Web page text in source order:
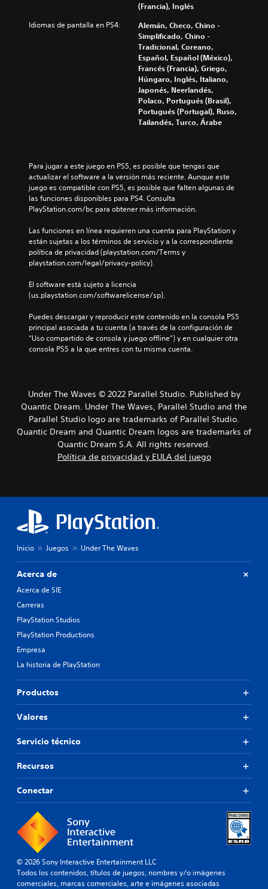
(Francia), Inglés
Idiomas de pantalla en PS4:
Alemán, Checo, Chino -
Simplificado, Chino -
Tradicional, Coreano,
Español, Español (México),
Francés (Francia), Griego,
Húngaro, Inglés, Italiano,
Japonés, Neerlandés,
Polaco, Portugués (Brasil),
Portugués (Portugal), Ruso,
Tailandés, Turco, Árabe
Para jugar a este juego en PS5, es posible que tengas que
actualizar el software a la versión más reciente. Aunque este
juego es compatible con PS5, es posible que falten algunas de
las funciones disponibles para PS4. Consulta
PlayStation.com/bc para obtener más información.
Las funciones en línea requieren una cuenta para PlayStation y
están sujetas a los términos de servicio y a la correspondiente
política de privacidad (playstation.com/Terms y
playstation.com/legal/privacy-policy).
El software está sujeto a licencia
(us.playstation.com/softwarelicense/sp).
Puedes descargar y reproducir este contenido en la consola PS5
principal asociada a tu cuenta (a través de la configuración de
“Uso compartido de consola y juego offline”) y en cualquier otra
consola PS5 a la que entres con tu misma cuenta.
Under The Waves © 2022 Parallel Studio. Published by
Quantic Dream. Under The Waves, Parallel Studio and the
Parallel Studio logo are trademarks of Parallel Studio.
Quantic Dream and Quantic Dream logos are trademarks of
Quantic Dream S.A. All rights reserved.
Política de privacidad y EULA del juego
Inicio Juegos Under The Waves
Acerca de
Acerca de SIE
Carreras
PlayStation Studios
PlayStation Productions
Empresa
La historia de PlayStation
Productos
Valores
Servicio técnico
Recursos
Conectar
© 2026 Sony Interactive Entertainment LLC
Todos los contenidos, títulos de juegos, nombres y/o imágenes
comerciales, marcas comerciales, arte e imágenes asociadas